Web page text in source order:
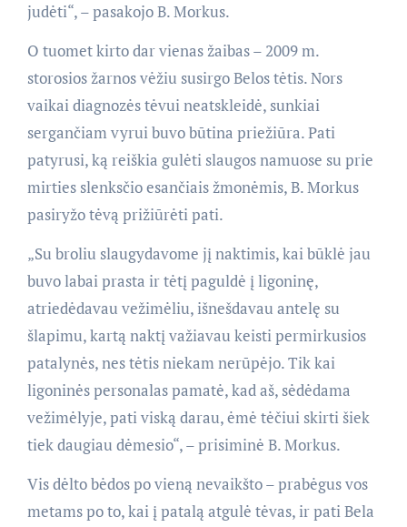
judėti“, – pasakojo B. Morkus.
O tuomet kirto dar vienas žaibas – 2009 m.
storosios žarnos vėžiu susirgo Belos tėtis. Nors
vaikai diagnozės tėvui neatskleidė, sunkiai
sergančiam vyrui buvo būtina priežiūra. Pati
patyrusi, ką reiškia gulėti slaugos namuose su prie
mirties slenksčio esančiais žmonėmis, B. Morkus
pasiryžo tėvą prižiūrėti pati.
„Su broliu slaugydavome jį naktimis, kai būklė jau
buvo labai prasta ir tėtį paguldė į ligoninę,
atriedėdavau vežimėliu, išnešdavau antelę su
šlapimu, kartą naktį važiavau keisti permirkusios
patalynės, nes tėtis niekam nerūpėjo. Tik kai
ligoninės personalas pamatė, kad aš, sėdėdama
vežimėlyje, pati viską darau, ėmė tėčiui skirti šiek
tiek daugiau dėmesio“, – prisiminė B. Morkus.
Vis dėlto bėdos po vieną nevaikšto – prabėgus vos
metams po to, kai į patalą atgulė tėvas, ir pati Bela